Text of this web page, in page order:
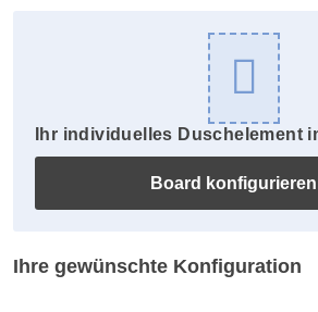
Ihr individuelles Duschelement
Board konfigurieren
Ihre gewünschte Konfiguration